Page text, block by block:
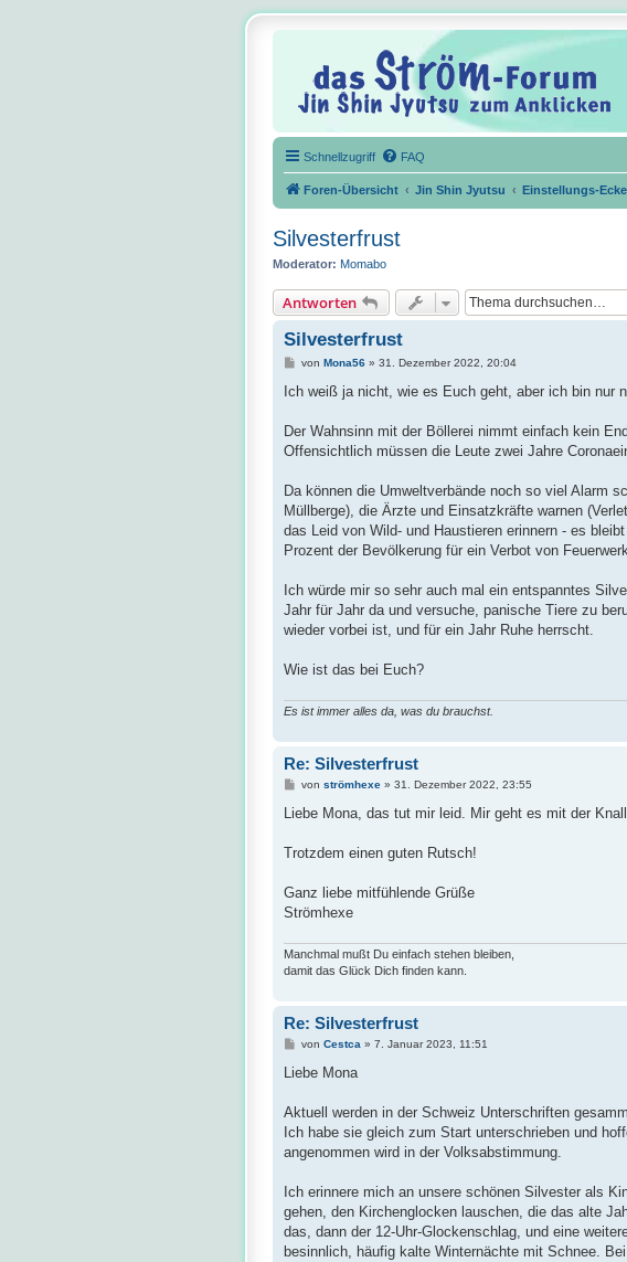
Schnellzugriff FAQ
Foren-Übersicht Jin Shin Jyutsu Einstellungs-Ecke
Silvesterfrust
Moderator: Momabo
Antworten
Silvesterfrust
B
i
a
von Mona56» 31. Dezember 2022, 20:04
Ich weiß ja nicht, wie es Euch geht, aber ich bin nur
Der Wahnsinn mit der Böllerei nimmt einfach kein
Offensichtlich müssen die Leute zwei Jahre
Da können die Umweltverbände noch so viel Alarm
Müllberge), die Ärzte und Einsatzkräfte warnen
das Leid von Wild- und Haustieren erinnern - es
Prozent der Bevölkerung für ein Verbot von
Ich würde mir so sehr auch mal ein entspanntes
Jahr für Jahr da und versuche, panische Tiere zu
wieder vorbei ist, und für ein Jahr Ruhe herrscht.
Wie ist das bei Euch?
Es ist immer alles da, was du brauchst.
Re: Silvesterfrust
B
i
a
von strömhexe» 31. Dezember 2022, 23:55
Liebe Mona, das tut mir leid. Mir geht es mit der
Trotzdem einen guten Rutsch!
Ganz liebe mitfühlende Grüße
Strömhexe
Manchmal mußt Du einfach stehen bleiben,
damit das Glück Dich finden kann.
Re: Silvesterfrust
B
i
a
von Cestca» 7. Januar 2023, 11:51
Liebe Mona
Aktuell werden in der Schweiz Unterschriften
Ich habe sie gleich zum Start unterschrieben und
angenommen wird in der Volksabstimmung.
Ich erinnere mich an unsere schönen Silvester als
gehen, den Kirchenglocken lauschen, die das alte
das, dann der 12-Uhr-Glockenschlag, und eine
besinnlich, häufig kalte Winternächte mit Schnee.